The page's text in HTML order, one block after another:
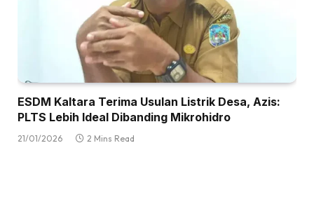
ESDM Kaltara Terima Usulan Listrik Desa, Azis:
PLTS Lebih Ideal Dibanding Mikrohidro
21/01/2026 2 Mins Read